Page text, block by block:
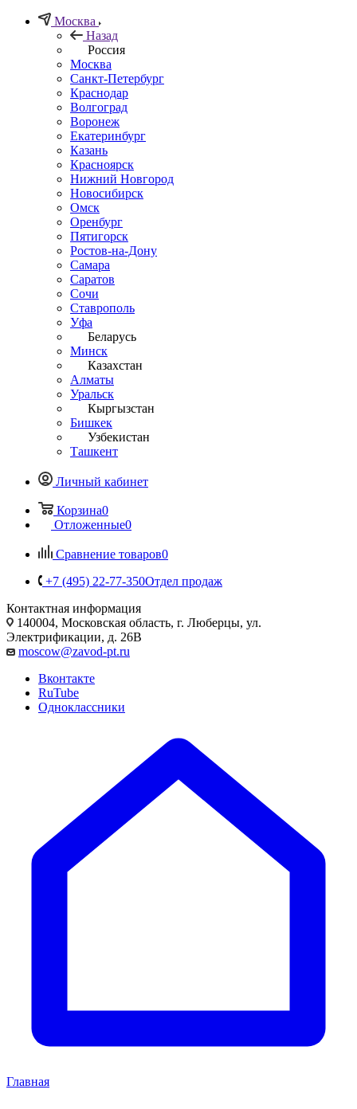
Москва
Назад
Россия
Москва
Санкт-Петербург
Краснодар
Волгоград
Воронеж
Екатеринбург
Казань
Красноярск
Нижний Новгород
Новосибирск
Омск
Оренбург
Пятигорск
Ростов-на-Дону
Самара
Саратов
Сочи
Ставрополь
Уфа
Беларусь
Минск
Казахстан
Алматы
Уральск
Кыргызстан
Бишкек
Узбекистан
Ташкент
Личный кабинет
Корзина0
Отложенные0
Сравнение товаров0
+7 (495) 22-77-350Отдел продаж
Контактная информация
140004, Московская область, г. Люберцы, ул.
Электрификации, д. 26В
moscow@zavod-pt.ru
Вконтакте
RuTube
Одноклассники
Главная